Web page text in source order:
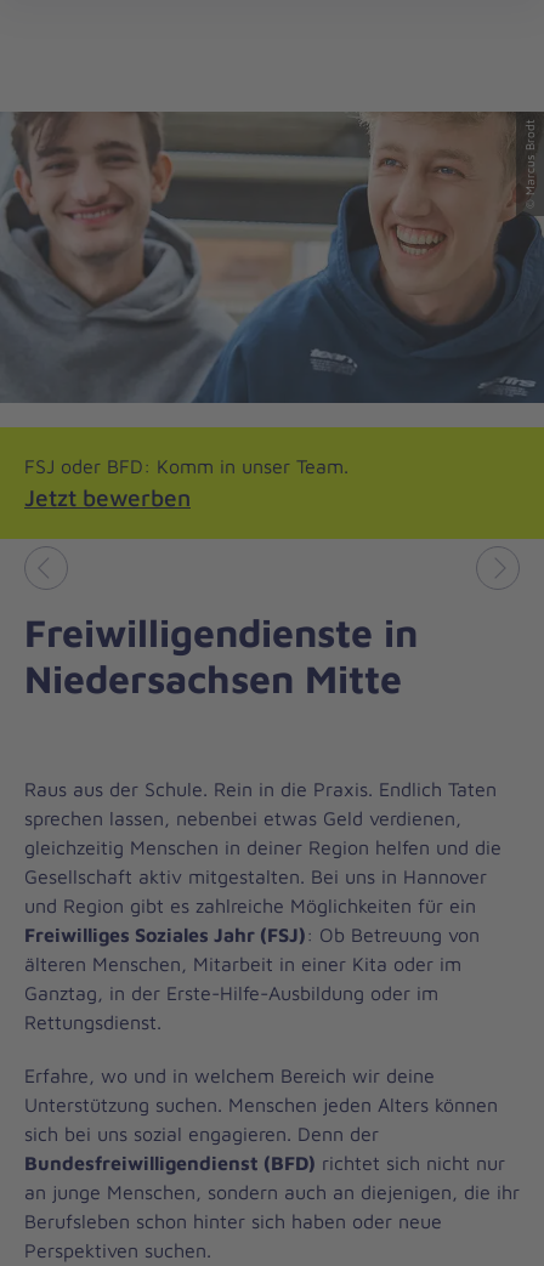
© Marcus Brodt
FSJ oder BFD: Komm in unser Team.
Jetzt bewerben
Vorheriges
Freiwilligendienste in
Niedersachsen Mitte
Raus aus der Schule. Rein in die Praxis. Endlich Taten
sprechen lassen, nebenbei etwas Geld verdienen,
gleichzeitig Menschen in deiner Region helfen und die
Gesellschaft aktiv mitgestalten. Bei uns in Hannover
und Region gibt es zahlreiche Möglichkeiten für ein
Freiwilliges Soziales Jahr (FSJ): Ob Betreuung von
älteren Menschen, Mitarbeit in einer Kita oder im
Ganztag, in der Erste-Hilfe-Ausbildung oder im
Rettungsdienst.
Erfahre, wo und in welchem Bereich wir deine
Unterstützung suchen. Menschen jeden Alters können
sich bei uns sozial engagieren. Denn der
Bundesfreiwilligendienst (BFD) richtet sich nicht nur
an junge Menschen, sondern auch an diejenigen, die ihr
Berufsleben schon hinter sich haben oder neue
Perspektiven suchen.